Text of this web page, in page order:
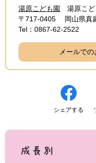
湯原こども園
湯原こど
〒717-0405
岡山県真
Tel：0867-62-2522
メールで
シェアする